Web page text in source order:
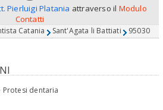
Pierluigi Platania attraverso il Modulo
Contatti
Catania Sant'Agata li Battiati 95030
dentaria